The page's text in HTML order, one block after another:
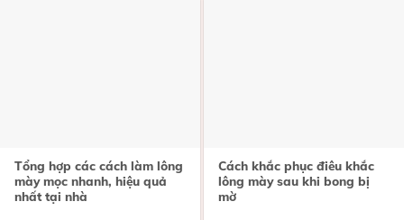
Tổng hợp các cách làm lông
mày mọc nhanh, hiệu quả
nhất tại nhà
Cách khắc phục điêu khắc
lông mày sau khi bong bị
mờ